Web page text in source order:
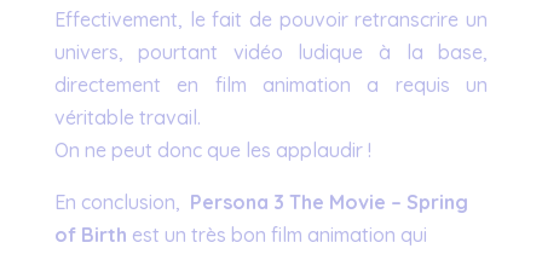
Effectivement, le fait de pouvoir retranscrire un
univers, pourtant vidéo ludique à la base,
directement en film animation a requis un
véritable travail.
On ne peut donc que les applaudir !
En conclusion, Persona 3 The Movie – Spring
of Birth est un très bon film animation qui